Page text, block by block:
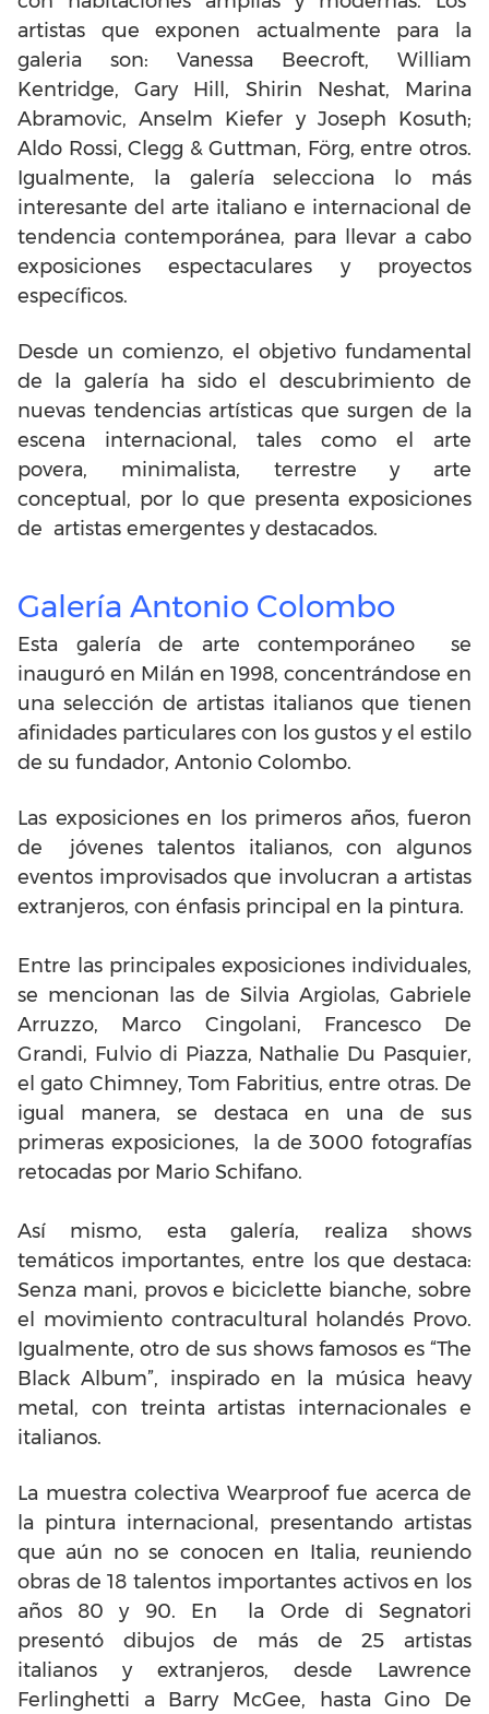
artistas que exponen actualmente para la
galeria son: Vanessa Beecroft, William
Kentridge, Gary Hill, Shirin Neshat, Marina
Abramovic, Anselm Kiefer y Joseph Kosuth;
Aldo Rossi, Clegg & Guttman, Förg, entre otros.
Igualmente, la galería selecciona lo más
interesante del arte italiano e internacional de
tendencia contemporánea, para llevar a cabo
exposiciones espectaculares y proyectos
específicos.
Desde un comienzo, el objetivo fundamental
de la galería ha sido el descubrimiento de
nuevas tendencias artísticas que surgen de la
escena internacional, tales como el arte
povera, minimalista, terrestre y arte
conceptual, por lo que presenta exposiciones
de artistas emergentes y destacados.
Galería Antonio Colombo
Esta galería de arte contemporáneo se
inauguró en Milán en 1998, concentrándose en
una selección de artistas italianos que tienen
afinidades particulares con los gustos y el estilo
de su fundador, Antonio Colombo.
Las exposiciones en los primeros años, fueron
de jóvenes talentos italianos, con algunos
eventos improvisados que involucran a artistas
extranjeros, con énfasis principal en la pintura.
Entre las principales exposiciones individuales,
se mencionan las de Silvia Argiolas, Gabriele
Arruzzo, Marco Cingolani, Francesco De
Grandi, Fulvio di Piazza, Nathalie Du Pasquier,
el gato Chimney, Tom Fabritius, entre otras. De
igual manera, se destaca en una de sus
primeras exposiciones, la de 3000 fotografías
retocadas por Mario Schifano.
Así mismo, esta galería, realiza shows
temáticos importantes, entre los que destaca:
Senza mani, provos e biciclette bianche, sobre
el movimiento contracultural holandés Provo.
Igualmente, otro de sus shows famosos es “The
Black Album”, inspirado en la música heavy
metal, con treinta artistas internacionales e
italianos.
La muestra colectiva Wearproof fue acerca de
la pintura internacional, presentando artistas
que aún no se conocen en Italia, reuniendo
obras de 18 talentos importantes activos en los
años 80 y 90. En la Orde di Segnatori
presentó dibujos de más de 25 artistas
italianos y extranjeros, desde Lawrence
Ferlinghetti a Barry McGee, hasta Gino De